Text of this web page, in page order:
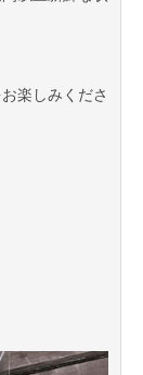
楽しみくださ